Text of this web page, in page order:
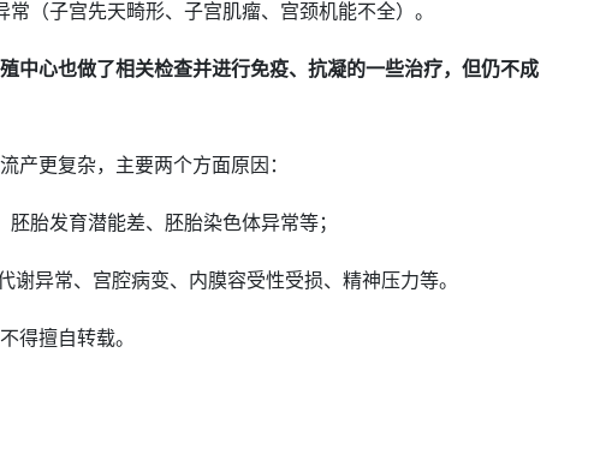
常（子宫先天畸形、子宫肌瘤、宫颈机能不全）。
中心也做了相关检查并进行免疫、抗凝的一些治疗，但仍不成
产更复杂，主要两个方面原因：
胚胎发育潜能差、胚胎染色体异常等；
谢异常、宫腔病变、内膜容受性受损、精神压力等。
得擅自转载。